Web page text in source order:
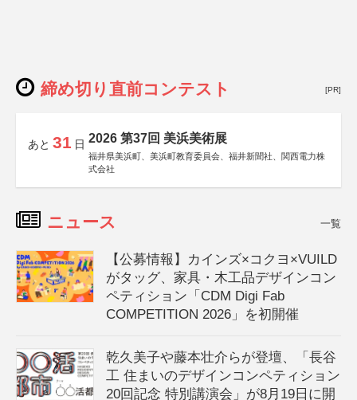
締め切り直前コンテスト [PR]
あと 31 日 2026 第37回 美浜美術展
福井県美浜町、美浜町教育委員会、福井新聞社、関西電力株
式会社
ニュース 一覧
【公募情報】カインズ×コクヨ×VUILD
がタッグ、家具・木工品デザインコン
ペティション「CDM Digi Fab
COMPETITION 2026」を初開催
乾久美子や藤本壮介らが登壇、「長谷
工 住まいのデザインコンペティション
20回記念 特別講演会」が8月19日に開